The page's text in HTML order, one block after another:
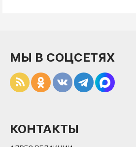
МЫ В СОЦСЕТЯХ
КОНТАКТЫ